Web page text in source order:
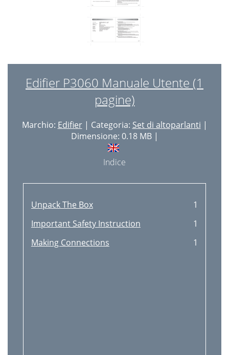
Edifier P3060 Manuale Utente (1
pagine)
Marchio: Edifier| Categoria: Set di altoparlanti |
Dimensione: 0.18 MB |
Indice
Unpack The Box
1
Important Safety Instruction
1
Making Connections
1